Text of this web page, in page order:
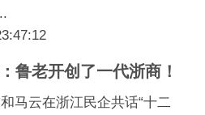
鲁老开创了一代浙商！
马云在浙江民企共话“十二